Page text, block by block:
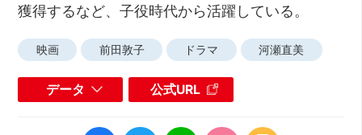
獲得するなど、子役時代から活躍している。
映画 前田敦子 ドラマ 河瀬直美
データ 公式URL